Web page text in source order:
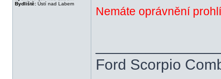
Bydliště: Ústí nad Labem
Nemáte oprávnění
Ford Scorpio